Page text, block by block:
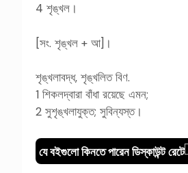
4 শৃঙ্খল।
[সং. শৃঙ্খল + আ]।
শৃঙ্খলাবদ্ধ, শৃঙ্খলিত বিণ.
1 শিকলদ্বারা বাঁধা রয়েছে এমন;
2 সুশৃঙ্খলাযুক্ত; সুবিন্যস্ত।
যে বইগুলো কিনতে পারেন ডিস্কাউন্ট রেটে